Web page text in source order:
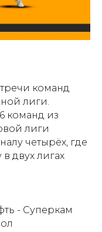
команд
лиги.
команд из
лиги
четырёх, где
двух лигах
- Суперкам